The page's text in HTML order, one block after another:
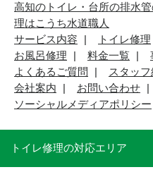
高知のトイレ・台所の排水
理はこうち水道職人
サービス内容
トイレ修理
お風呂修理
料金一覧
よくあるご質問
スタッフ
会社案内
お問い合わせ
ソーシャルメディアポリシー
トイレ修理の対応エリア